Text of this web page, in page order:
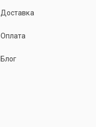
Доставка
Оплата
Блог